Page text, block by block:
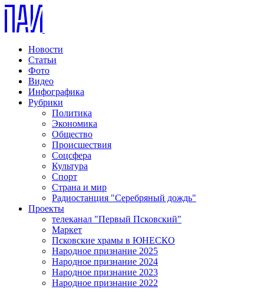
Новости
Статьи
Фото
Видео
Инфографика
Рубрики
Политика
Экономика
Общество
Происшествия
Соцсфера
Культура
Спорт
Страна и мир
Радиостанция "Серебряный дождь"
Проекты
телеканал "Первый Псковский"
Маркет
Псковские храмы в ЮНЕСКО
Народное признание 2025
Народное признание 2024
Народное признание 2023
Народное признание 2022